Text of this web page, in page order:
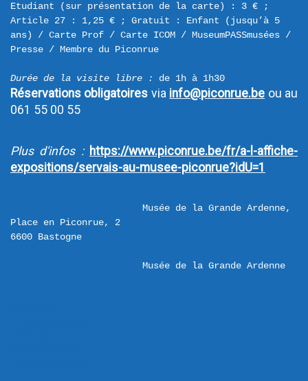
Etudiant (sur présentation de la carte) : 3 € ;
Article 27 : 1,25 € ; Gratuit : Enfant (jusqu’à 5
ans) / Carte Prof / Carte ICOM / MuseumPASSmusées /
Presse / Membre du Piconrue
Durée de la visite libre :
Réservations obligatoires via info@piconrue.be ou au
061 55 00 55
Plus d'infos : https://www.piconrue.be/fr/a-l-affiche-
expositions/servais-au-musee-piconrue?idU=1
Musée de la Grande Ardenne,
Place en Piconrue, 2
Musée de la Grande Ardenne